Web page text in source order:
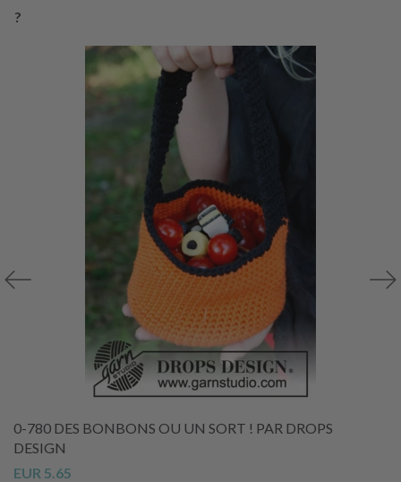
?
0-780 DES BONBONS OU UN SORT ! PAR DROPS
DESIGN
EUR 5.65